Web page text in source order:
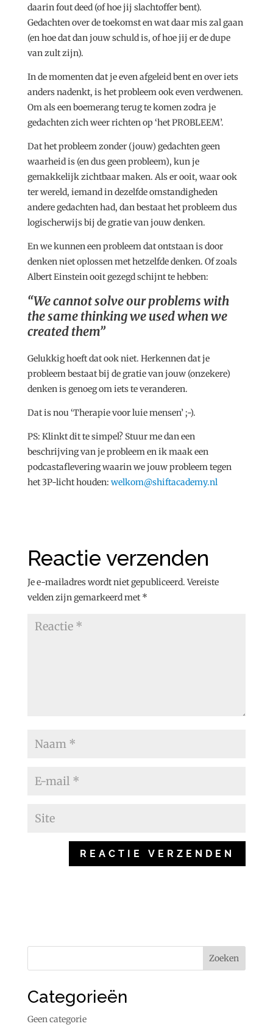
daarin fout deed (of hoe jij slachtoffer bent).
Gedachten over de toekomst en wat daar mis zal gaan
(en hoe dat dan jouw schuld is, of hoe jij er de dupe
van zult zijn).
In de momenten dat je even afgeleid bent en over iets
anders nadenkt, is het probleem ook even verdwenen.
Om als een boemerang terug te komen zodra je
gedachten zich weer richten op ‘het PROBLEEM’.
Dat het probleem zonder (jouw) gedachten geen
waarheid is (en dus geen probleem), kun je
gemakkelijk zichtbaar maken. Als er ooit, waar ook
ter wereld, iemand in dezelfde omstandigheden
andere gedachten had, dan bestaat het probleem dus
logischerwijs bij de gratie van jouw denken.
En we kunnen een probleem dat ontstaan is door
denken niet oplossen met hetzelfde denken. Of zoals
Albert Einstein ooit gezegd schijnt te hebben:
“We cannot solve our problems with
the same thinking we used when we
created them”
Gelukkig hoeft dat ook niet. Herkennen dat je
probleem bestaat bij de gratie van jouw (onzekere)
denken is genoeg om iets te veranderen.
Dat is nou ‘Therapie voor luie mensen’ ;-).
PS: Klinkt dit te simpel? Stuur me dan een
beschrijving van je probleem en ik maak een
podcastaflevering waarin we jouw probleem tegen
het 3P-licht houden: welkom@shiftacademy.nl
Reactie verzenden
Je e-mailadres wordt niet gepubliceerd. Vereiste
velden zijn gemarkeerd met *
Categorieën
Geen categorie